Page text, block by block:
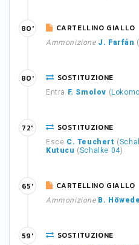
CARTELLINO GIALLO
Ammonizione J. Farfán (
80'
SOSTITUZIONE
Entra F. Smolov (
80'
SOSTITUZIONE
Esce C. Teuchert (
Kutucu (Schalke 04)
72'
CARTELLINO GIALLO
Ammonizione B.
65'
SOSTITUZIONE
59'